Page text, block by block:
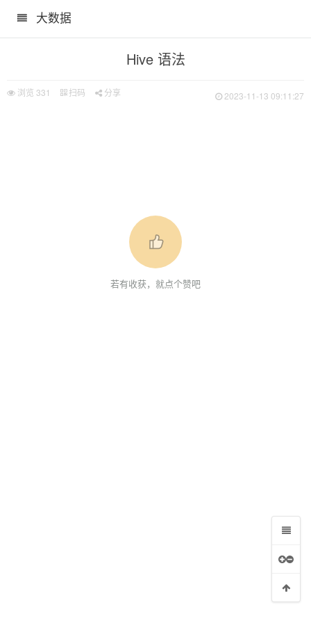
大数据
Hive 语法
浏览 331 扫码 分享 2023-11-13 09:11:27
若有收获，就点个赞吧